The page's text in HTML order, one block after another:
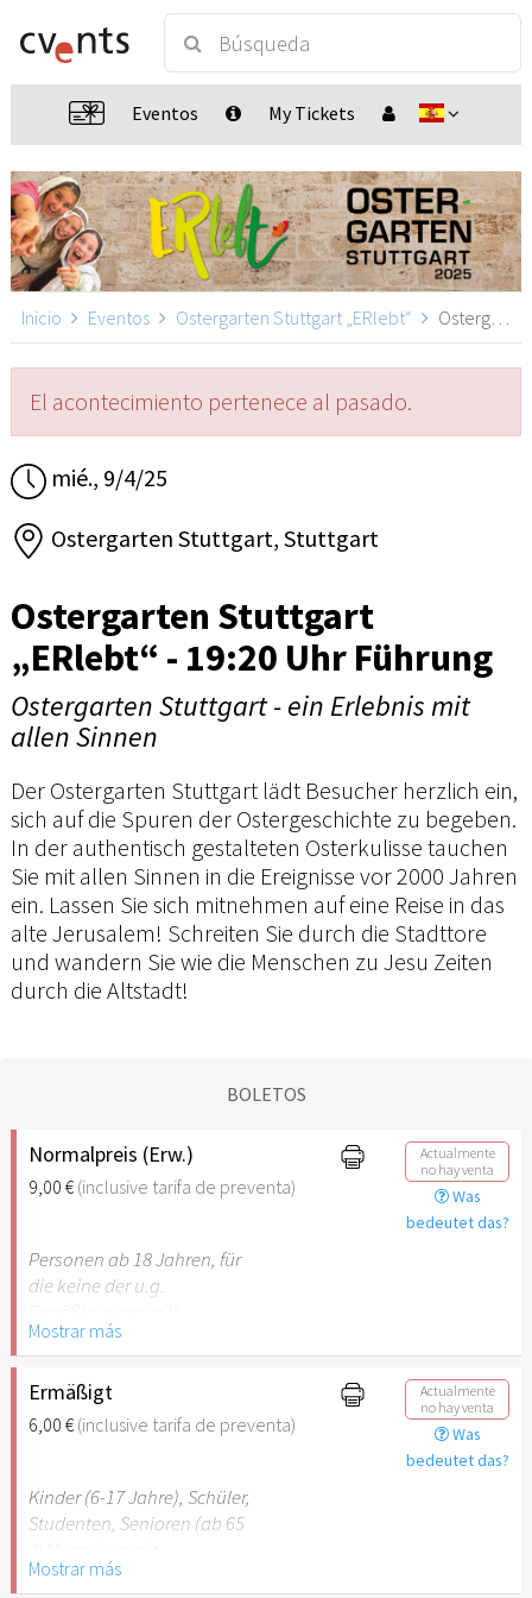
Eventos My Tickets
Inicio Eventos Ostergarten Stuttgart „ERlebt“ Ostergarten Stuttgart „ERlebt“ - 19:20 Uhr Führung, Stuttgart
El acontecimiento pertenece al pasado.
mié., 9/4/25
Ostergarten Stuttgart, Stuttgart
Ostergarten Stuttgart
„ERlebt“ - 19:20 Uhr Führung
Ostergarten Stuttgart - ein Erlebnis mit
allen Sinnen
Der Ostergarten Stuttgart lädt Besucher herzlich ein,
sich auf die Spuren der Ostergeschichte zu begeben.
In der authentisch gestalteten Osterkulisse tauchen
Sie mit allen Sinnen in die Ereignisse vor 2000 Jahren
ein. Lassen Sie sich mitnehmen auf eine Reise in das
alte Jerusalem! Schreiten Sie durch die Stadttore
und wandern Sie wie die Menschen zu Jesu Zeiten
durch die Altstadt!
BOLETOS
Normalpreis (Erw.)
9,00 €(inclusive tarifa de preventa)
Actualmente
no hay venta
Was
bedeutet das?
Personen ab 18 Jahren, für
die keine der u.g.
Mostrar más
Ermäßigt
6,00 €(inclusive tarifa de preventa)
Actualmente
no hay venta
Was
bedeutet das?
Kinder (6-17 Jahre), Schüler,
Studenten, Senioren (ab 65
Behinderung (ab 50%),
Mostrar más